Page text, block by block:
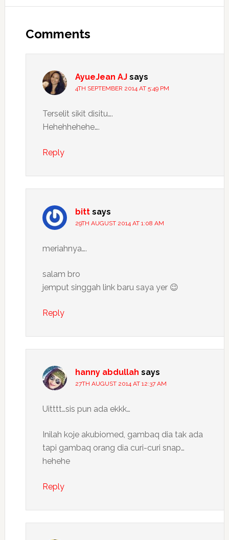
Interactions
Comments
AyueJean AJ says
4TH SEPTEMBER 2014 AT 5:49 PM
Terselit sikit disitu….
Hehehhehehe….
Reply
bitt says
29TH AUGUST 2014 AT 1:08 AM
meriahnya….
salam bro
jemput singgah link baru saya yer 😉
Reply
hanny abdullah says
27TH AUGUST 2014 AT 12:37 AM
Uitttt…sis pun ada ekkk…
Inilah koje akubiomed, gambaq dia tak ada
tapi gambaq orang dia curi-curi snap…
hehehe
Reply